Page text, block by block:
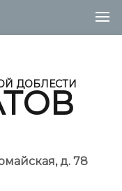
ДОБЛЕСТИ
д. 78